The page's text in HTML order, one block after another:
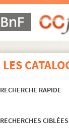
LES
RECHERCHE RAPIDE
RECHERCHES CIBLÉES